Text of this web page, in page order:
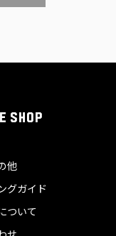
SHOP
他
グガイド
ついて